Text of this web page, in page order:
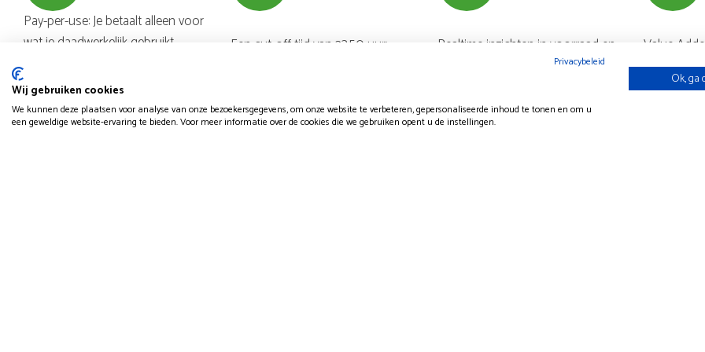
Pay-per-use: Je betaalt alleen voor
wat je daadwerkelijk gebruikt.
Een cut-off tijd van 23.50 uur:
Nederland en België.
Realtime inzichten in voorraad en
managementinformatie via ons
Value
Value
is het
Privacybeleid
Wij gebruiken cookies
We kunnen deze plaatsen voor analyse van onze bezoekersgegevens, om onze website te verbeteren, gepersonaliseerde inhoud te tonen en om u
een geweldige website-ervaring te bieden. Voor meer informatie over de cookies die we gebruiken opent u de instellingen.
Ok, ga